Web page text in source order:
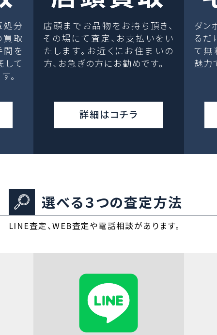
処分
取
間を
して
。
店頭までお品物をお持ち頂き、
その場にて査定、お支払いをい
たします。お近くにお住まいの
方、お急ぎの方にお勧めです。
詳細はコチラ
ダン
るだ
て無
魅力
選べる３つの査定方法
LINE査定、WEB査定や電話相談があります。